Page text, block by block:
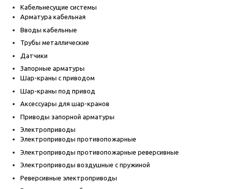
Кабельнесущие системы
Арматура кабельная
Вводы кабельные
Трубы металлические
Датчики
Запорные арматуры
Шар-краны с приводом
Шар-краны под привод
Аксессуары для шар-кранов
Приводы запорной арматуры
Электроприводы
Электроприводы противопожарные
Электроприводы противопожарные реверсивные
Электроприводы воздушные с пружиной
Реверсивные электроприводы